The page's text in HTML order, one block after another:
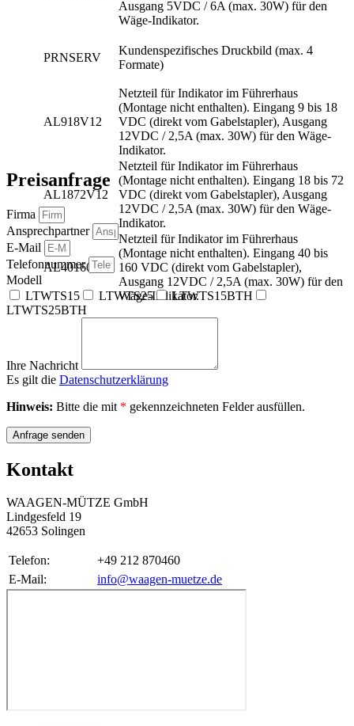
Ausgang 5VDC / 6A (max. 30W) für den
Wäge-Indikator.
PRNSERV
Kundenspezifisches Druckbild (max. 4
Formate)
AL918V12
Netzteil für Indikator im Führerhaus
(Montage nicht enthalten). Eingang 9 bis 18
VDC (direkt vom Gabelstapler), Ausgang
12VDC / 2,5A (max. 30W) für den Wäge-
Indikator.
AL1872V12
Netzteil für Indikator im Führerhaus
(Montage nicht enthalten). Eingang 18 bis 72
VDC (direkt vom Gabelstapler), Ausgang
12VDC / 2,5A (max. 30W) für den Wäge-
Indikator.
AL40160V12
Netzteil für Indikator im Führerhaus
(Montage nicht enthalten). Eingang 40 bis
160 VDC (direkt vom Gabelstapler),
Ausgang 12VDC / 2,5A (max. 30W) für den
Wäge-Indikator.
Preisanfrage
Firma
Ansprechpartner
E-Mail
Telefonnummer
Modell
LTWTS15
LTWTS25
LTWTS15BTH
LTWTS25BTH
Ihre Nachricht
Es gilt die Datenschutzerklärung
Hinweis: Bitte die mit * gekennzeichneten Felder ausfüllen.
Anfrage senden
Kontakt
WAAGEN-MÜTZE GmbH
Lindgesfeld 19
42653 Solingen
Telefon:
+49 212 870460
E-Mail:
info@waagen-muetze.de